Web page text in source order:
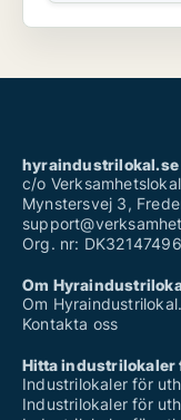
hyraindustrilokal.se
c/o
Mynstersvej 3,
Org. nr: DK32147496
Om
Om
Kontakta oss
Hitta
Industrilokaler för
Industrilokaler för